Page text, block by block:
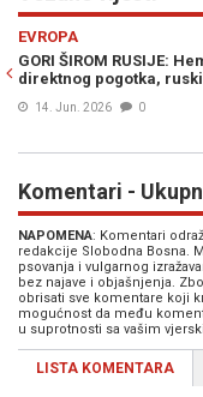
gigant "Azot" u
pokušao
Komentari -
NAPOMENA: Komentari
redakcije Slobodna Bosna.
psovanja i vulgarnog
bez najave i objašnjenja.
obrisati sve komentare koji
mogućnost da među
u suprotnosti sa vašim
LISTA KOMENTARA